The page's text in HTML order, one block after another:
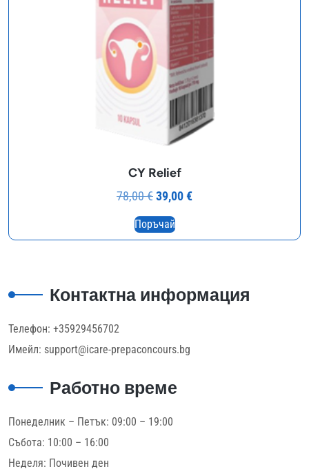
CY Relief
78,00€Original
price
was:
39,00€Текущата
Поръчай
Контактна информация
Телефон: +35929456702
Имейл: support@icare-prepaconcours.bg
Работно време
Понеделник – Петък: 09:00 – 19:00
Събота: 10:00 – 16:00
Неделя: Почивен ден